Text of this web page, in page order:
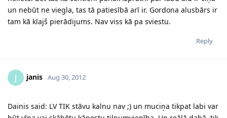
un nebūt ne viegla, tas tā patiesībā arī ir. Gordona alusbārs ir
tam kā klajš pierādijums. Nav viss kā pa sviestu.
Reply
J janis Aug 30, 2012
Dainis said: LV TIK stāvu kalnu nav ;) un muciņa tikpat labi var